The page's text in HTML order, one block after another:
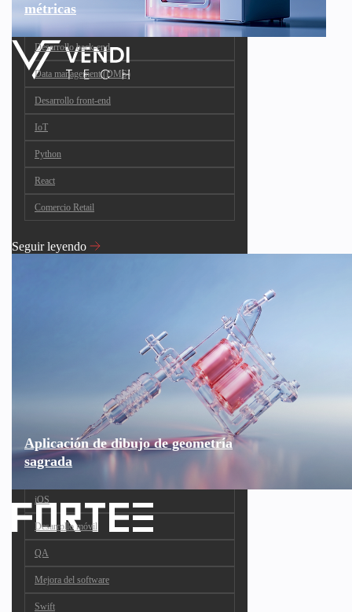
métricas
Desarrollo back-end
Data management (DMS)
Desarrollo front-end
IoT
Python
React
Comercio Retail
Seguir leyendo
Aplicación de dibujo de geometría
sagrada
iOS
Desarrollo móvil
QA
Mejora del software
Swift